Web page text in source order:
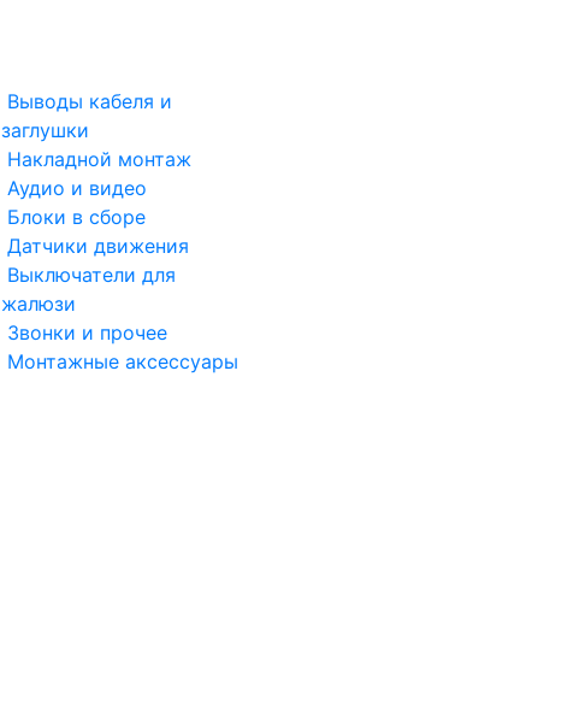
Выводы кабеля и
заглушки
Накладной монтаж
Аудио и видео
Блоки в сборе
Датчики движения
Выключатели для
жалюзи
Звонки и прочее
Монтажные аксессуары